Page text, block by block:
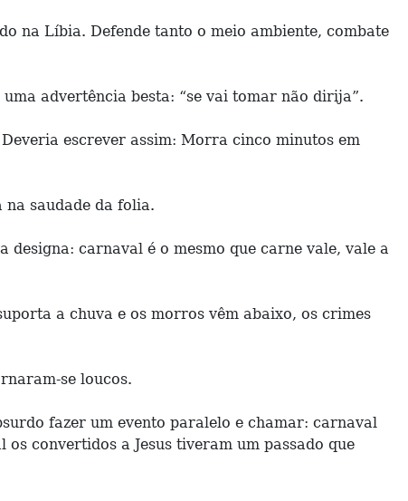
na Líbia. Defende tanto o meio ambiente, combate
advertência besta: “se vai tomar não dirija”.
escrever assim: Morra cinco minutos em
na saudade da folia.
designa: carnaval é o mesmo que carne vale, vale a
a chuva e os morros vêm abaixo, os crimes
se loucos.
fazer um evento paralelo e chamar: carnaval
convertidos a Jesus tiveram um passado que